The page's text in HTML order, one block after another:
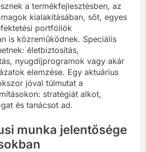
a termékfejlesztésben, az
kialakításában, sőt, egyes
portfóliók
is közreműködnek. Speciális
életbiztosítás,
nyugdíjprogramok vagy akár
elemzése. Egy aktuárius
jóval túlmutat a
stratégiát alkot,
és tanácsot ad.
munka jelentősége